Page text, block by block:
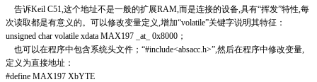
告诉Keil C51,这个地址不是一般的扩展RAM,而是连接的设备,具有“挥发”特性,每
次读取都是有意义的。可以修改变量定义,增加“volatile”关键字说明其特征：
unsigned char volatile xdata MAX197 _at_ 0x8000；
也可以在程序中包含系统头文件；“#include<absacc.h>”,然后在程序中修改变量,
定义为直接地址：
#define MAX197 XbYTE